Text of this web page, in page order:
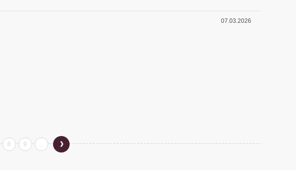
07.03.2026
8 9 ...
następna